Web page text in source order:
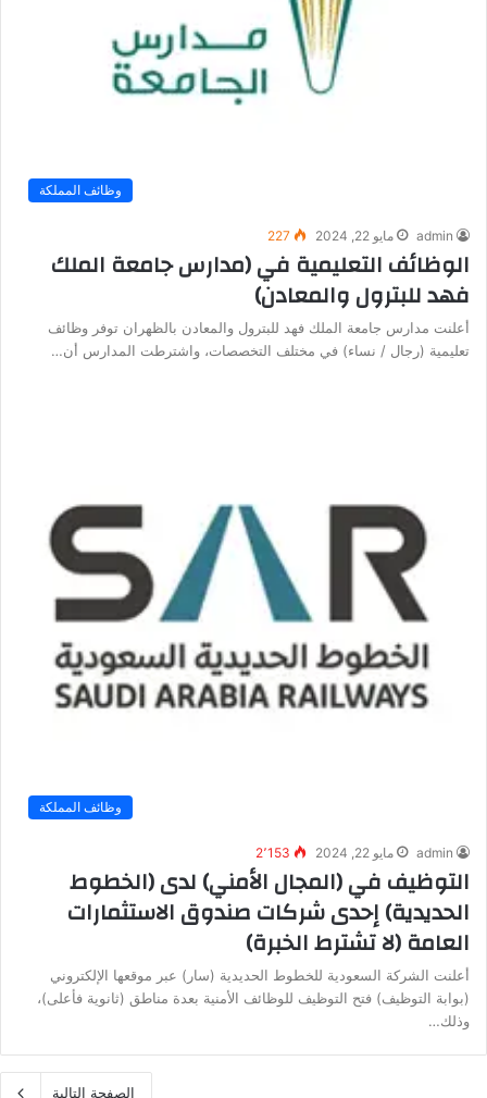
وظائف المملكة
admin مايو 22, 2024 227
الوظائف التعليمية في (مدارس جامعة الملك
فهد للبترول والمعادن)
أعلنت مدارس جامعة الملك فهد للبترول والمعادن بالظهران توفر وظائف
تعليمية (رجال / نساء) في مختلف التخصصات، واشترطت المدارس أن…
وظائف المملكة
admin مايو 22, 2024 2٬153
التوظيف في (المجال الأمني) لدى (الخطوط
الحديدية) إحدى شركات صندوق الاستثمارات
العامة (لا تشترط الخبرة)
أعلنت الشركة السعودية للخطوط الحديدية (سار) عبر موقعها الإلكتروني
(بوابة التوظيف) فتح التوظيف للوظائف الأمنية بعدة مناطق (ثانوية فأعلى)،
وذلك…
الصفحة التالية